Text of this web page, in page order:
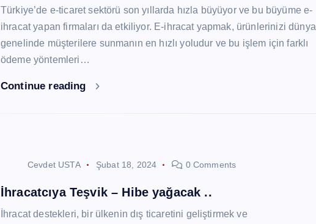
Türkiye’de e-ticaret sektörü son yıllarda hızla büyüyor ve bu büyüme e-
ihracat yapan firmaları da etkiliyor. E-ihracat yapmak, ürünlerinizi dünya
genelinde müşterilere sunmanın en hızlı yoludur ve bu işlem için farklı
ödeme yöntemleri…
Continue reading
Cevdet USTA Şubat 18, 2024 0 Comments
İhracatcıya Teşvik – Hibe yağacak ..
İhracat destekleri, bir ülkenin dış ticaretini geliştirmek ve